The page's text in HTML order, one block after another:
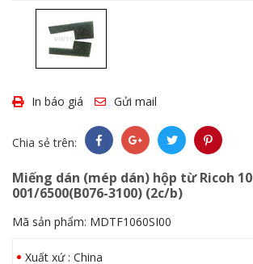
In báo giá Gửi mail
Chia sẻ trên:
Miếng dán (mép dán) hộp từ Ricoh
001/6500(B076-3100) (2c/b)
Mã sản phẩm: MDTF1060SI00
Xuất xứ : China